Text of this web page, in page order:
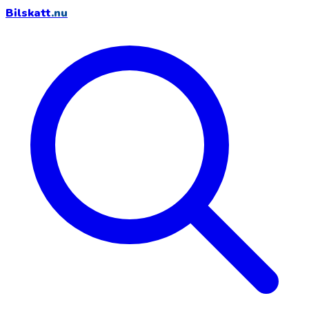
Bilskatt.nu